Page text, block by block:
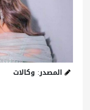
المصدر: وكالات